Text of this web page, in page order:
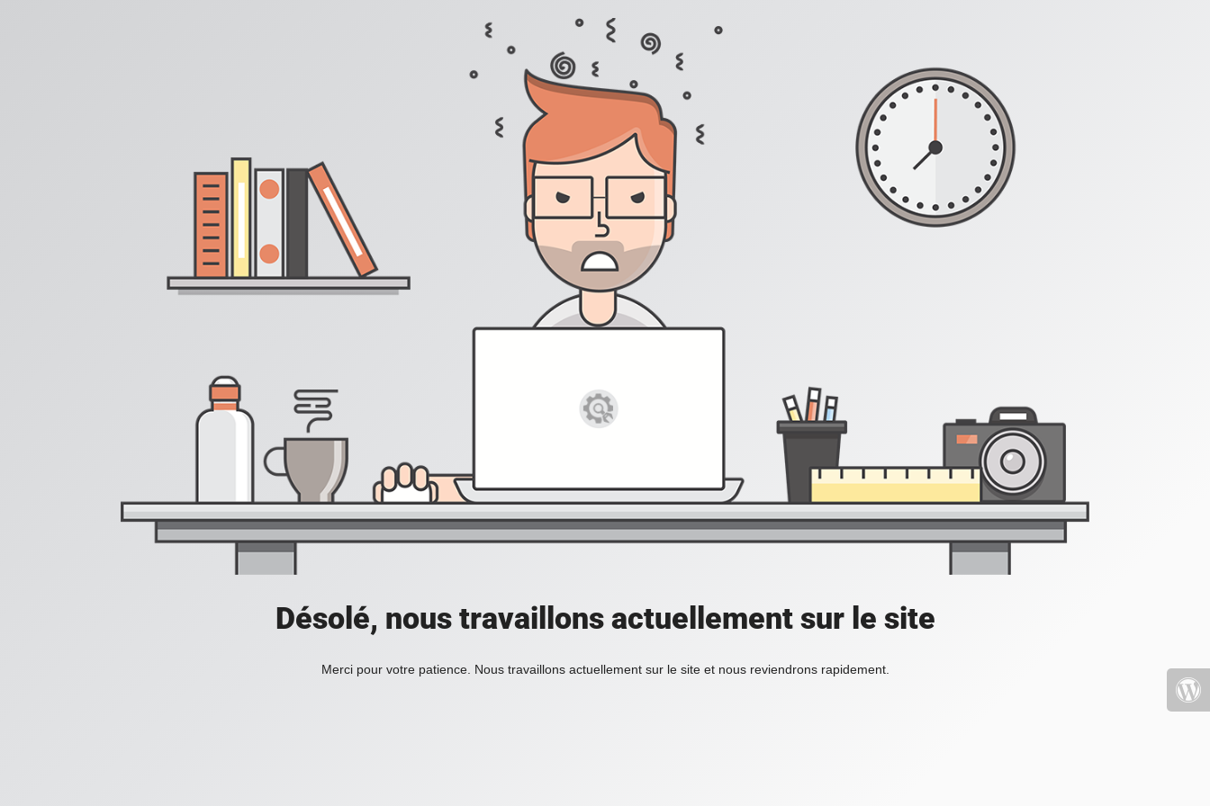
Désolé, nous travaillons actuellement sur le site
Merci pour votre patience. Nous travaillons actuellement sur le site et nous reviendrons rapidement.